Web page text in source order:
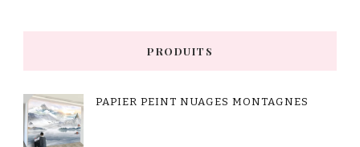
PRODUITS
PAPIER PEINT NUAGES MONTAGNES